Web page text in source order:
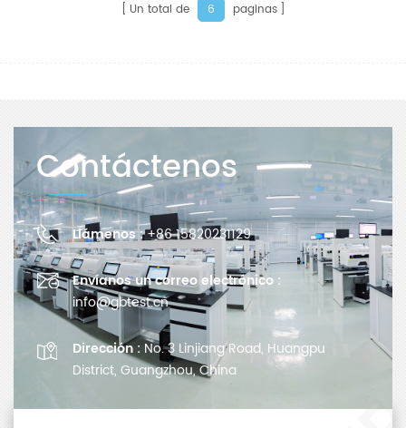
Un total de 6 paginas
Contáctenos
Llámenos :+86 15820231129
Envíanos un correo electrónico :
info@gbtest.cn
Dirección : No. 3 Linjiang Road, Huangpu
District, Guangzhou, China